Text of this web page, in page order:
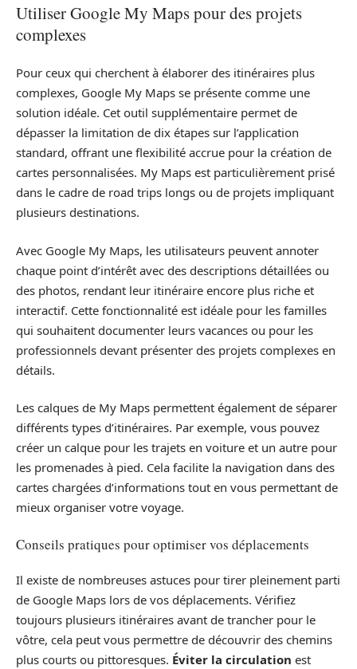
Utiliser Google My Maps pour des projets
complexes
Pour ceux qui cherchent à élaborer des itinéraires plus
complexes, Google My Maps se présente comme une
solution idéale. Cet outil supplémentaire permet de
dépasser la limitation de dix étapes sur l’application
standard, offrant une flexibilité accrue pour la création de
cartes personnalisées. My Maps est particulièrement prisé
dans le cadre de road trips longs ou de projets impliquant
plusieurs destinations.
Avec Google My Maps, les utilisateurs peuvent annoter
chaque point d’intérêt avec des descriptions détaillées ou
des photos, rendant leur itinéraire encore plus riche et
interactif. Cette fonctionnalité est idéale pour les familles
qui souhaitent documenter leurs vacances ou pour les
professionnels devant présenter des projets complexes en
détails.
Les calques de My Maps permettent également de séparer
différents types d’itinéraires. Par exemple, vous pouvez
créer un calque pour les trajets en voiture et un autre pour
les promenades à pied. Cela facilite la navigation dans des
cartes chargées d’informations tout en vous permettant de
mieux organiser votre voyage.
Conseils pratiques pour optimiser vos déplacements
Il existe de nombreuses astuces pour tirer pleinement parti
de Google Maps lors de vos déplacements. Vérifiez
toujours plusieurs itinéraires avant de trancher pour le
vôtre, cela peut vous permettre de découvrir des chemins
plus courts ou pittoresques. Éviter la circulation est